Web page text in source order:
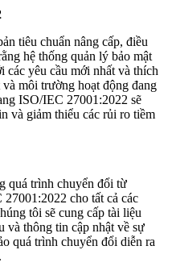
tiêu chuẩn nâng cấp, điều
hệ thống quản lý bảo mật
yêu cầu mới nhất và thích
môi trường hoạt động đang
ISO/IEC 27001:2022 sẽ
và giảm thiểu các rủi ro tiềm
quá trình chuyển đổi từ
cho tất cả các
tôi sẽ cung cấp tài liệu
và thông tin cập nhật về sự
quá trình chuyển đổi diễn ra